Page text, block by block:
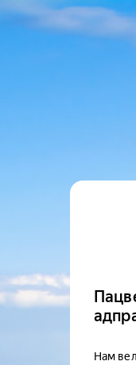
Нам